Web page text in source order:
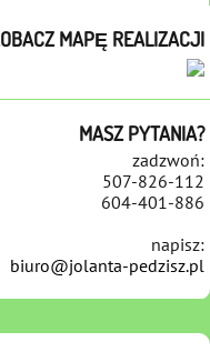
MAPĘ REALIZACJI
MASZ PYTANIA?
zadzwoń:
507-826-112
604-401-886
napisz:
biuro@jolanta-pedzisz.pl